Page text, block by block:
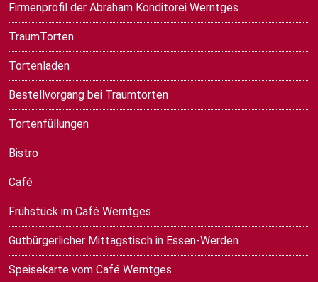
Firmenprofil der Abraham Konditorei Werntges
TraumTorten
Tortenladen
Bestellvorgang bei Traumtorten
Tortenfüllungen
Bistro
Café
Frühstück im Café Werntges
Gutbürgerlicher Mittagstisch in Essen-Werden
Speisekarte vom Café Werntges